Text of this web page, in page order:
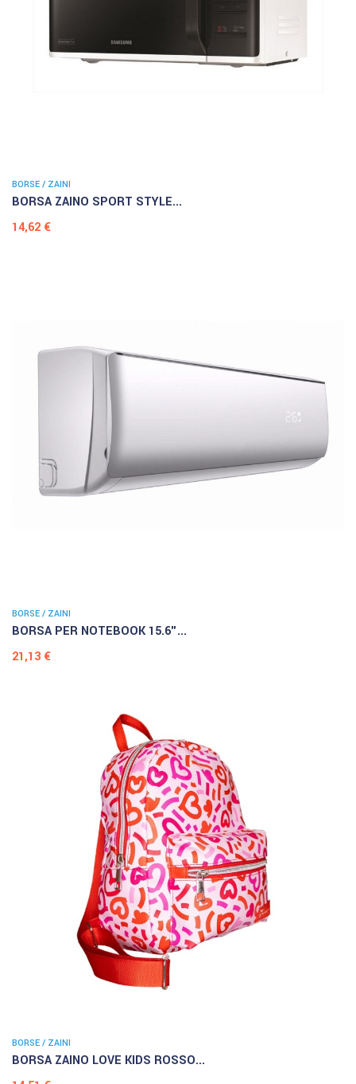
BORSE / ZAINI
BORSA ZAINO SPORT STYLE...
Prezzo
14,62 €
BORSE / ZAINI
BORSA PER NOTEBOOK 15.6"...
Prezzo
21,13 €
BORSE / ZAINI
BORSA ZAINO LOVE KIDS ROSSO...